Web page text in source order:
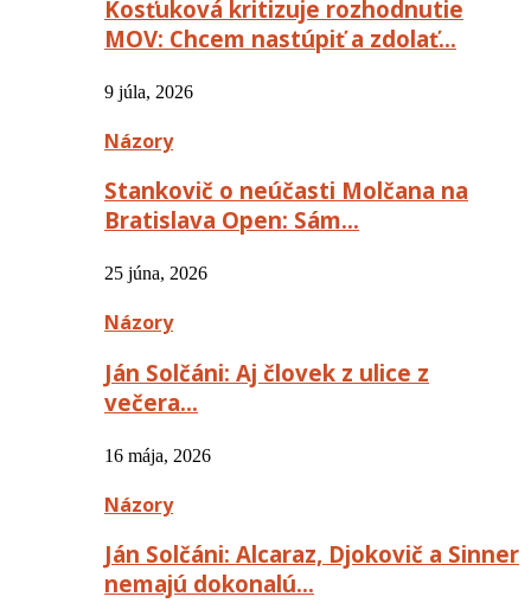
Kosťuková kritizuje rozhodnutie
MOV: Chcem nastúpiť a zdolať…
9 júla, 2026
Názory
Stankovič o neúčasti Molčana na
Bratislava Open: Sám…
25 júna, 2026
Názory
Ján Solčáni: Aj človek z ulice z
večera…
16 mája, 2026
Názory
Ján Solčáni: Alcaraz, Djokovič a Sinner
nemajú dokonalú…